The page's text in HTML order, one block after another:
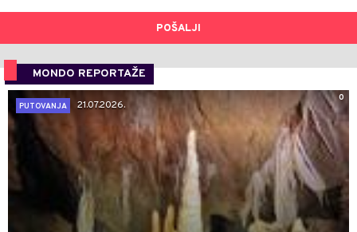
POŠALJI
MONDO REPORTAŽE
0
PUTOVANJA
21.07.2026.